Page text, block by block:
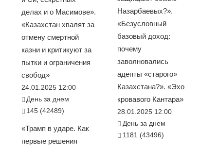
делах и о Масимове».
«Казахстан хвалят за
отмену смертной
казни и критикуют за
пытки и ограничения
свобод»
24.01.2025 12:00
День за днем
145 (42489)
«Трамп в ударе. Как
первые решения
Назарбаевых?».
«Безусловный
базовый доход:
почему
заволновались
адепты «старого»
Казахстана?». «Эхо
кровавого Кантара»
28.01.2025 12:00
День за днем
1181 (43496)